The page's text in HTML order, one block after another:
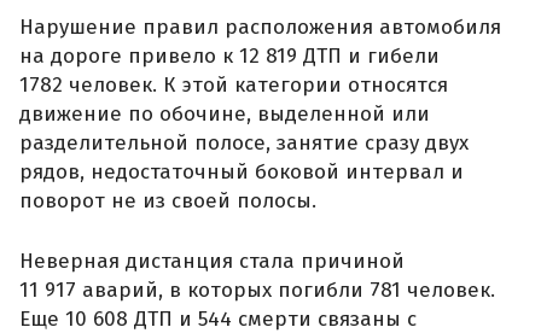
Нарушение правил расположения автомобиля
на дороге привело к 12 819 ДТП и гибели
1782 человек. К этой категории относятся
движение по обочине, выделенной или
разделительной полосе, занятие сразу двух
рядов, недостаточный боковой интервал и
поворот не из своей полосы.
Неверная дистанция стала причиной
11 917 аварий, в которых погибли 781 человек.
Еще 10 608 ДТП и 544 смерти связаны с